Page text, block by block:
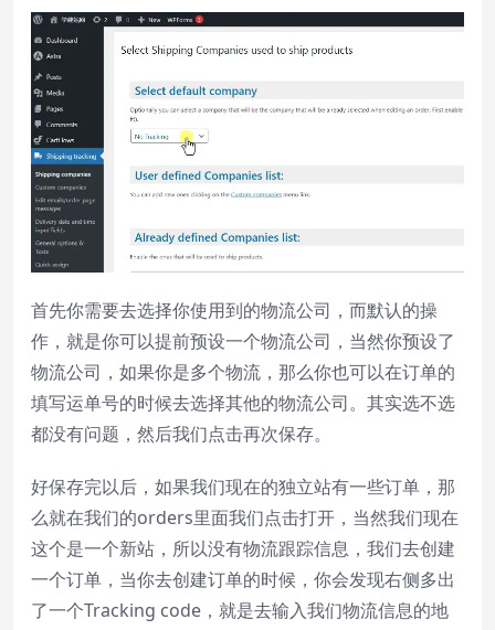
首先你需要去选择你使用到的物流公司，而默认的操
作，就是你可以提前预设一个物流公司，当然你预设了
物流公司，如果你是多个物流，那么你也可以在订单的
填写运单号的时候去选择其他的物流公司。其实选不选
都没有问题，然后我们点击再次保存。
好保存完以后，如果我们现在的独立站有一些订单，那
么就在我们的orders里面我们点击打开，当然我们现在
这个是一个新站，所以没有物流跟踪信息，我们去创建
一个订单，当你去创建订单的时候，你会发现右侧多出
了一个Tracking code，就是去输入我们物流信息的地